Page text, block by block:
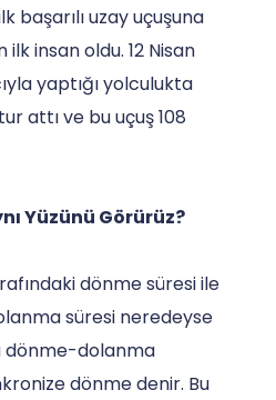
başarılı uzay uçuşuna
ilk insan oldu. 12 Nisan
yaptığı yolculukta
attı ve bu uçuş 108
Yüzünü Görürüz?
dönme süresi ile
süresi neredeyse
dönme-dolanma
dönme denir. Bu